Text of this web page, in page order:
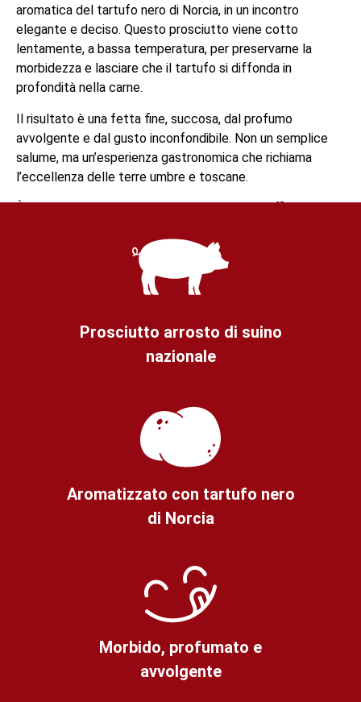
aromatica del tartufo nero di Norcia, in un incontro
elegante e deciso. Questo prosciutto viene cotto
lentamente, a bassa temperatura, per preservarne la
morbidezza e lasciare che il tartufo si diffonda in
profondità nella carne.
Il risultato è una fetta fine, succosa, dal profumo
avvolgente e dal gusto inconfondibile. Non un semplice
salume, ma un’esperienza gastronomica che richiama
l’eccellenza delle terre umbre e toscane.
È ideale per chi cerca un sapore intenso ma raffinato, da
Prosciutto arrosto di suino
nazionale
Aromatizzato con tartufo nero
di Norcia
Morbido, profumato e
avvolgente